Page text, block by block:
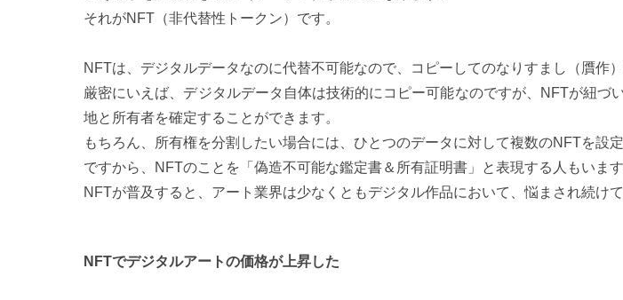
それがNFT（非代替性トークン）です。
NFTは、デジタルデータなのに代替不可能なので、コピーしてのなりすまし（贋作
厳密にいえば、デジタルデータ自体は技術的にコピー可能なのですが、NFTが紐
地と所有者を確定することができます。
もちろん、所有権を分割したい場合には、ひとつのデータに対して複数のNFTを設
ですから、NFTのことを「偽造不可能な鑑定書＆所有証明書」と表現する人もいます
NFTが普及すると、アート業界は少なくともデジタル作品において、悩まされ続け
NFTでデジタルアートの価格が上昇した